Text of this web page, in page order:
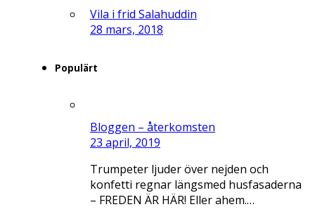
Vila i frid Salahuddin
28 mars, 2018
Populärt
Bloggen – återkomsten
23 april, 2019
Trumpeter ljuder över nejden och
konfetti regnar längsmed husfasaderna
– FREDEN ÄR HÄR! Eller ahem.…